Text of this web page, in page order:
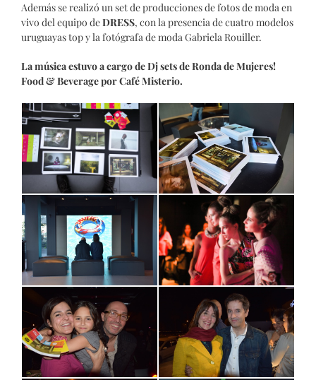
Además se realizó un set de producciones de fotos de moda en
vivo del equipo deDRESS, con la presencia de cuatro modelos
uruguayas top y la fotógrafa de moda Gabriela Rouiller.
La música estuvo a cargo de Dj sets de Ronda de Mujeres!
Food & Beverage por Café Misterio.